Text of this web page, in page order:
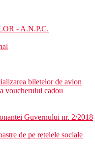
- A.N.P.C.
biletelor de avion
voucherului cadou
Guvernului nr. 2/2018
de pe retelele sociale